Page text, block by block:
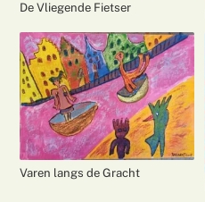
De Vliegende Fietser
Varen langs de Gracht